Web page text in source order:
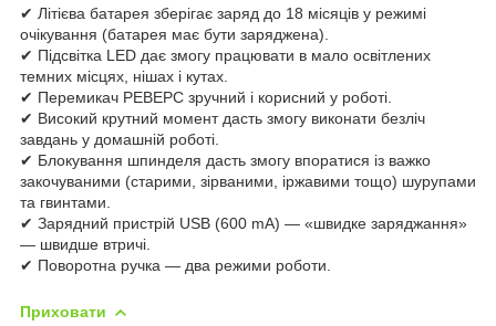
✔ Літієва батарея зберігає заряд до 18 місяців у режимі
очікування (батарея має бути заряджена).
✔ Підсвітка LED дає змогу працювати в мало освітлених
темних місцях, нішах і кутах.
✔ Перемикач РЕВЕРС зручний і корисний у роботі.
✔ Високий крутний момент дасть змогу виконати безліч
завдань у домашній роботі.
✔ Блокування шпинделя дасть змогу впоратися із важко
закочуваними (старими, зірваними, іржавими тощо) шурупами
та гвинтами.
✔ Зарядний пристрій USB (600 mA) — «швидке заряджання»
— швидше втричі.
✔ Поворотна ручка — два режими роботи.
Приховати